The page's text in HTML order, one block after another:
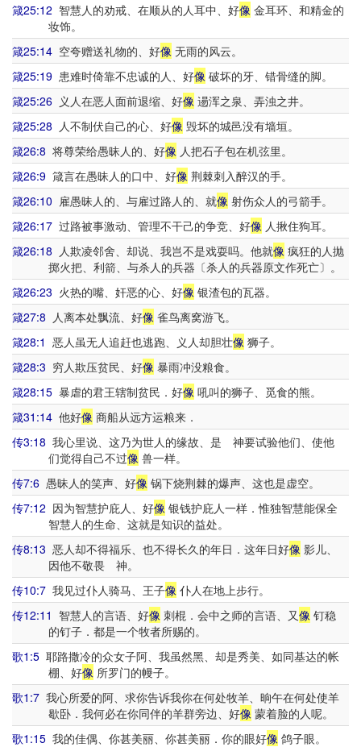
箴25:12 智慧人的劝戒、在顺从的人耳中、好像 金耳环、和精金的
妆饰。
箴25:14 空夸赠送礼物的、好像 无雨的风云。
箴25:19 患难时倚靠不忠诚的人、好像 破坏的牙、错骨缝的脚。
箴25:26 义人在恶人面前退缩、好像 逿浑之泉、弄浊之井。
箴25:28 人不制伏自己的心、好像 毁坏的城邑没有墙垣。
箴26:8 将尊荣给愚昧人的、好像 人把石子包在机弦里。
箴26:9 箴言在愚昧人的口中、好像 荆棘刺入醉汉的手。
箴26:10 雇愚昧人的、与雇过路人的、就像 射伤众人的弓箭手。
箴26:17 过路被事激动、管理不干己的争竞、好像 人揪住狗耳。
箴26:18 人欺凌邻舍、却说、我岂不是戏耍吗。他就像 疯狂的人抛
掷火把、利箭、与杀人的兵器〔杀人的兵器原文作死亡〕。
箴26:23 火热的嘴、奸恶的心、好像 银渣包的瓦器。
箴27:8 人离本处飘流、好像 雀鸟离窝游飞。
箴28:1 恶人虽无人追赶也逃跑、义人却胆壮像 狮子。
箴28:3 穷人欺压贫民、好像 暴雨冲没粮食。
箴28:15 暴虐的君王辖制贫民．好像 吼叫的狮子、觅食的熊。
箴31:14 他好像 商船从远方运粮来．
传3:18 我心里说、这乃为世人的缘故、是 神要试验他们、使他
们觉得自己不过像兽一样。
传7:6 愚昧人的笑声、好像 锅下烧荆棘的爆声、这也是虚空。
传7:12 因为智慧护庇人、好像 银钱护庇人一样．惟独智慧能保全
智慧人的生命、这就是知识的益处。
传8:13 恶人却不得福乐、也不得长久的年日．这年日好像 影儿、
因他不敬畏 神。
传10:7 我见过仆人骑马、王子像 仆人在地上步行。
传12:11 智慧人的言语、好像 刺棍．会中之师的言语、又像 钉稳
的钉子．都是一个牧者所赐的。
歌1:5 耶路撒冷的众女子阿、我虽然黑、却是秀美、如同基达的帐
棚、好像所罗门的幔子。
歌1:7 我心所爱的阿、求你告诉我你在何处牧羊、晌午在何处使羊
歇卧．我何必在你同伴的羊群旁边、好像蒙着脸的人呢。
歌1:15 我的佳偶、你甚美丽、你甚美丽．你的眼好像 鸽子眼。